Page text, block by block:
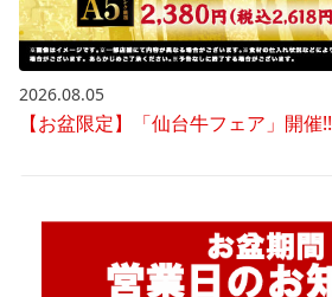
2026.08.05
【お盆限定】「仙台牛フェア」開催!!